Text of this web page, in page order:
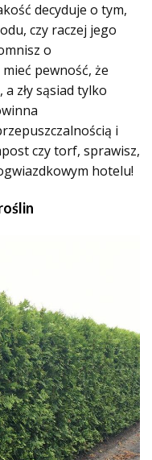
decyduje o tym,
czy raczej jego
o
pewność, że
zły sąsiad tylko
i
czy torf, sprawisz,
hotelu!